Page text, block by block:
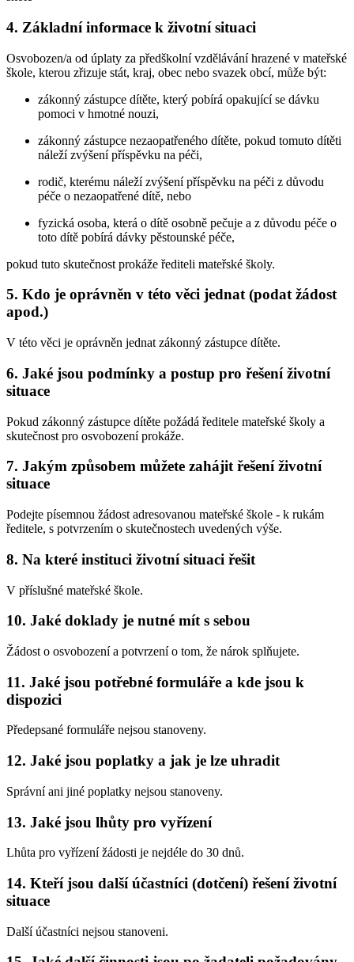
4. Základní informace k životní situaci
Osvobozen/a od úplaty za předškolní vzdělávání hrazené v mateřské
škole, kterou zřizuje stát, kraj, obec nebo svazek obcí, může být:
zákonný zástupce dítěte, který pobírá opakující se dávku
pomoci v hmotné nouzi,
zákonný zástupce nezaopatřeného dítěte, pokud tomuto dítěti
náleží zvýšení příspěvku na péči,
rodič, kterému náleží zvýšení příspěvku na péči z důvodu
péče o nezaopatřené dítě, nebo
fyzická osoba, která o dítě osobně pečuje a z důvodu péče o
toto dítě pobírá dávky pěstounské péče,
pokud tuto skutečnost prokáže řediteli mateřské školy.
5. Kdo je oprávněn v této věci jednat (podat žádost
apod.)
V této věci je oprávněn jednat zákonný zástupce dítěte.
6. Jaké jsou podmínky a postup pro řešení životní
situace
Pokud zákonný zástupce dítěte požádá ředitele mateřské školy a
skutečnost pro osvobození prokáže.
7. Jakým způsobem můžete zahájit řešení životní
situace
Podejte písemnou žádost adresovanou mateřské škole - k rukám
ředitele, s potvrzením o skutečnostech uvedených výše.
8. Na které instituci životní situaci řešit
V příslušné mateřské škole.
10. Jaké doklady je nutné mít s sebou
Žádost o osvobození a potvrzení o tom, že nárok splňujete.
11. Jaké jsou potřebné formuláře a kde jsou k
dispozici
Předepsané formuláře nejsou stanoveny.
12. Jaké jsou poplatky a jak je lze uhradit
Správní ani jiné poplatky nejsou stanoveny.
13. Jaké jsou lhůty pro vyřízení
Lhůta pro vyřízení žádosti je nejdéle do 30 dnů.
14. Kteří jsou další účastníci (dotčení) řešení životní
situace
Další účastníci nejsou stanoveni.